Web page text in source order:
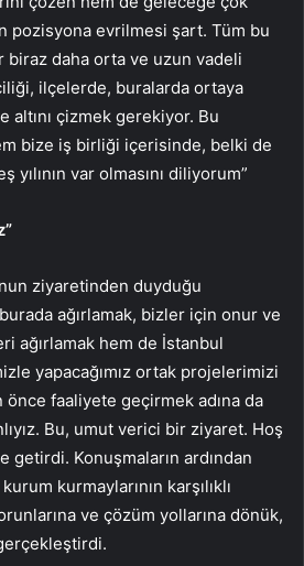
pozisyona evrilmesi şart. Tüm bu
daha orta ve uzun vadeli
ilçelerde, buralarda ortaya
altını çizmek gerekiyor. Bu
bize iş birliği içerisinde, belki de
yılının var olmasını diliyorum”
ziyaretinden duyduğu
ağırlamak, bizler için onur ve
ağırlamak hem de İstanbul
yapacağımız ortak projelerimizi
faaliyete geçirmek adına da
Bu, umut verici bir ziyaret. Hoş
getirdi. Konuşmaların ardından
kurmaylarının karşılıklı
ve çözüm yollarına dönük,